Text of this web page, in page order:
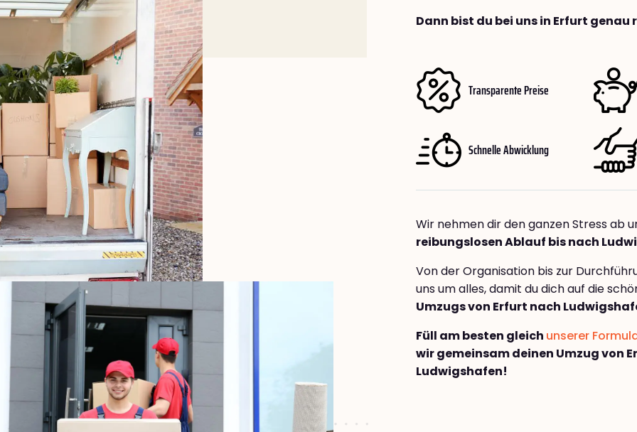
Dann bist du bei uns in Erfurt
Transparente Preise
Schnelle Abwicklung
Wir nehmen dir den ganzen Stress ab
reibungslosen Ablauf bis nach
Von der Organisation bis zur
uns um alles, damit du dich auf die
Umzugs von Erfurt nach
Füll am besten gleich unserer
wir gemeinsam deinen Umzug von
Ludwigshafen!